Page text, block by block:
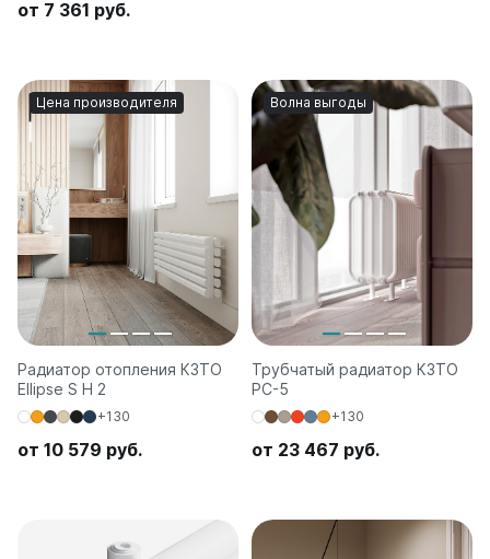
от 7 361 руб.
Цена производителя
Радиатор отопления КЗТО
Ellipse S H 2
+130
от 10 579 руб.
Волна выгоды
Трубчатый радиатор КЗТО
РС-5
+130
от 23 467 руб.